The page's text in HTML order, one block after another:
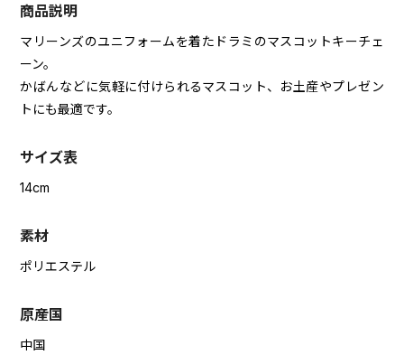
商品説明
マリーンズのユニフォームを着たドラミのマスコットキーチェ
ーン。
かばんなどに気軽に付けられるマスコット、お土産やプレゼン
トにも最適です。
サイズ表
14cm
素材
ポリエステル
原産国
中国